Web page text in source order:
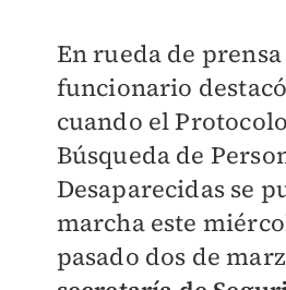
En rueda de
funcionario
cuando el
Búsqueda de
Desaparecidas se
marcha este
pasado dos de